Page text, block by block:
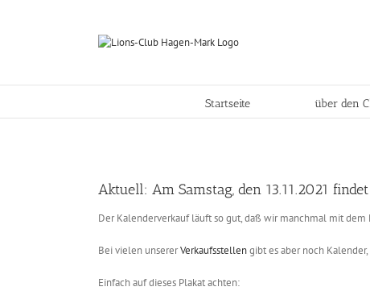
Startseite über den
Aktuell: Am Samstag, den 13.11.2021
Der Kalenderverkauf läuft so gut, daß wir manchmal mit dem
Bei vielen unsererVerkaufsstellengibt es aber noch
Einfach auf dieses Plakat achten: